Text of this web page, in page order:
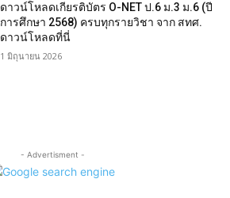
ดาวน์โหลดเกียรติบัตร O-NET ป.6 ม.3 ม.6 (ปี
การศึกษา 2568) ครบทุกรายวิชา จาก สทศ.
ดาวน์โหลดที่นี่
1 มิถุนายน 2026
- Advertisment -